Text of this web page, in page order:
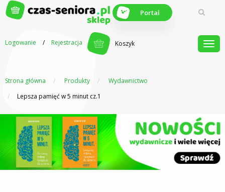
Logowanie / Rejestracja Koszyk
Portal
Z myślą o seniorach
Strona główna Produkty
Wydawnictwo
Lepsza pamięć w 5 minut cz.1